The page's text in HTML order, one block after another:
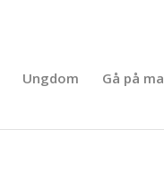
Ungdom Gå på